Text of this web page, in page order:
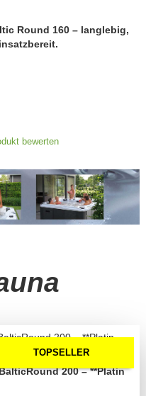
Round 160 – langlebig,
bewerten
TOPSELLER
200 – **Platin